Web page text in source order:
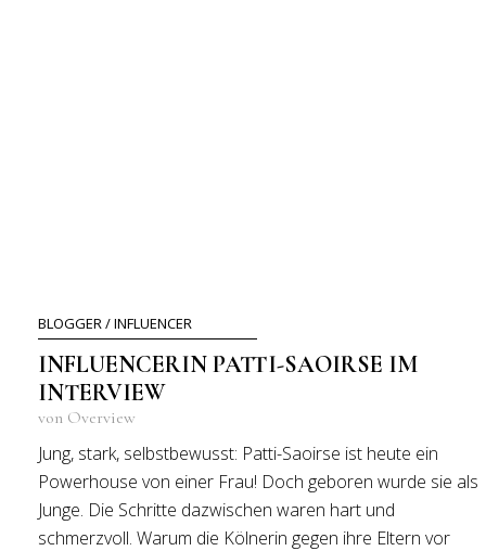
BLOGGER / INFLUENCER
INFLUENCERIN PATTI-SAOIRSE IM
INTERVIEW
von Overview
Jung, stark, selbstbewusst: Patti-Saoirse ist heute ein
Powerhouse von einer Frau! Doch geboren wurde sie als
Junge. Die Schritte dazwischen waren hart und
schmerzvoll. Warum die Kölnerin gegen ihre Eltern vor